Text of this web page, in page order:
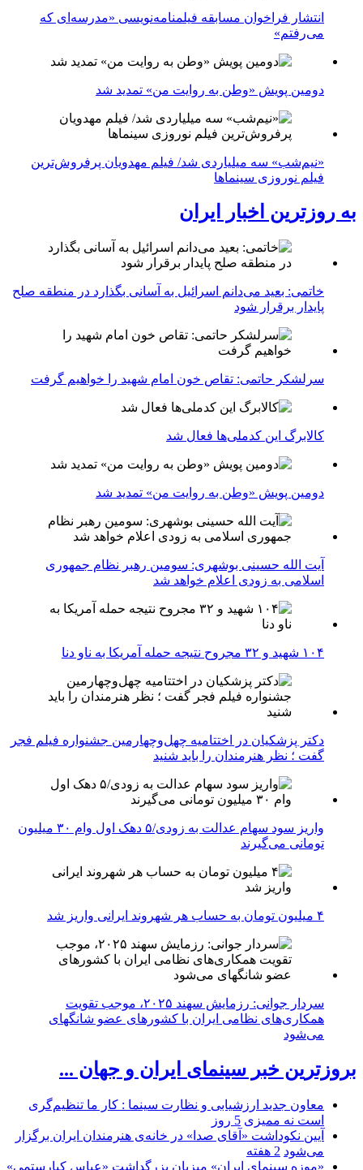
انتشار فراخوان مسابقه فیلمنامه‌نویسی «مدرسه‌ای که
می‌رفتم»
دومین پویش «وطن به روایت من» تمدید شد
«نیم‌شب» سه میلیاردی شد/ فیلم مهدویان پرفروش‌ترین
فیلم نوروزی سینماها
به روزترین اخبار ایران
خاتمی: بعید می‌دانم اسرائیل به آسانی بگذارد در منطقه صلح
پایدار برقرار شود
سرلشکر حاتمی: تقاص خون امام شهید را خواهیم گرفت
کالابرگ این کدملی‌ها فعال شد
دومین پویش «وطن به روایت من» تمدید شد
آیت الله حسینی بوشهری: سومین رهبر نظام جمهوری
اسلامی به زودی اعلام خواهد شد
۱۰۴ شهید و ۳۲ مجروح نتیجه حمله آمریکا به ناو دنا
دکتر پزشکیان در اختتامیه چهل‌وچهارمین جشنواره فیلم فجر
گفت ؛ نظر هنرمندان را باید شنید
واریز سود سهام عدالت به زودی/۵ دهک اول وام ۳۰ میلیون
تومانی می‌گیرند
۴ میلیون تومان به حساب هر شهروند ایرانی واریز شد
سردار جوانی: رزمایش سهند ۲۰۲۵، موجب تقویت
همکاری‌های نظامی ایران با کشور‌های عضو شانگهای
می‌شود
بروزترین خبر سینمای ایران و جهان ...
معاون جدید ارزشیابی و نظارت سینما : کار ما تنظیم‌گری
است نه ممیزی 5 روز
آیین نکوداشت «آقای صدا» در خانه‌ی هنرمندان ایران برگزار
می‌شود 2 هفته
«موزه سینمای ایران» میزبان بزرگداشت «عباس کیارستمی»